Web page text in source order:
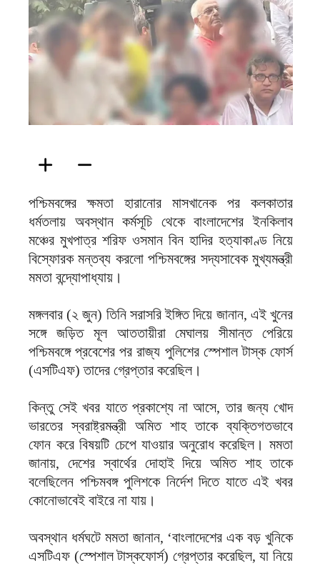
পশ্চিমবঙ্গের ক্ষমতা হারানোর মাসখানেক পর কলকাতার
ধর্মতলায় অবস্থান কর্মসূচি থেকে বাংলাদেশের ইনকিলাব
মঞ্চের মুখপাত্র শরিফ ওসমান বিন হাদির হত্যাকাণ্ড নিয়ে
বিস্ফোরক মন্তব্য করলো পশ্চিমবঙ্গের সদ্যসাবেক মুখ্যমন্ত্রী
মমতা বন্দ্যোপাধ্যায়।
মঙ্গলবার (২ জুন) তিনি সরাসরি ইঙ্গিত দিয়ে জানান, এই খুনের
সঙ্গে জড়িত মূল আততায়ীরা মেঘালয় সীমান্ত পেরিয়ে
পশ্চিমবঙ্গে প্রবেশের পর রাজ্য পুলিশের স্পেশাল টাস্ক ফোর্স
(এসটিএফ) তাদের গ্রেপ্তার করেছিল।
কিন্তু সেই খবর যাতে প্রকাশ্যে না আসে, তার জন্য খোদ
ভারতের স্বরাষ্ট্রমন্ত্রী অমিত শাহ তাকে ব্যক্তিগতভাবে
ফোন করে বিষয়টি চেপে যাওয়ার অনুরোধ করেছিল। মমতা
জানায়, দেশের স্বার্থের দোহাই দিয়ে অমিত শাহ তাকে
বলেছিলেন পশ্চিমবঙ্গ পুলিশকে নির্দেশ দিতে যাতে এই খবর
কোনোভাবেই বাইরে না যায়।
অবস্থান ধর্মঘটে মমতা জানান, ‘বাংলাদেশের এক বড় খুনিকে
এসটিএফ (স্পেশাল টাস্কফোর্স) গ্রেপ্তার করেছিল, যা নিয়ে